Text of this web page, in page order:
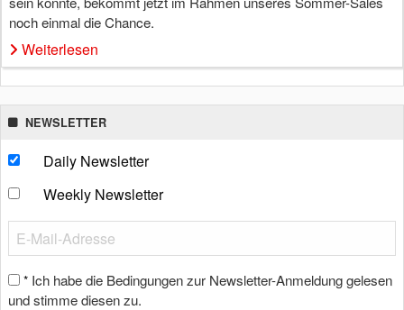
noch einmal die Chance.
Weiterlesen
NEWSLETTER
Daily Newsletter
Weekly Newsletter
* Ich habe die Bedingungen zur Newsletter-Anmeldung gelesen
und stimme diesen zu.